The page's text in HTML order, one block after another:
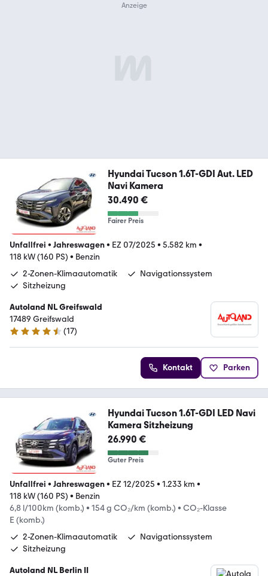
Hyundai Tucson 1.6T-GDI Aut. LED
Navi Kamera
30.490 €
Fairer Preis
Unfallfrei • Jahreswagen• EZ 07/2025 • 5.582 km •
118 kW (160 PS) • Benzin
2-Zonen-Klimaautomatik
Navigationssystem
Sitzheizung
Autoland NL Greifswald
17489 Greifswald
4.7 Sterne
(17)
Kontakt Parken
Hyundai Tucson 1.6T-GDI LED Navi
Kamera Sitzheizung
26.990 €
Guter Preis
Unfallfrei • Jahreswagen• EZ 12/2025 • 1.233 km •
118 kW (160 PS) • Benzin
6,8 l/100km (komb.) • 154 g CO₂/km (komb.) • CO₂-Klasse
E (komb.)
2-Zonen-Klimaautomatik
Navigationssystem
Sitzheizung
Autoland NL Berlin II